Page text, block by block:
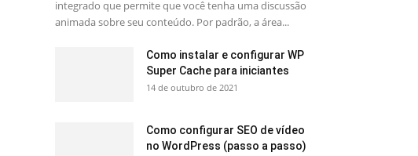
integrado que permite que você tenha uma discussão
animada sobre seu conteúdo. Por padrão, a área...
Como instalar e configurar WP
Super Cache para iniciantes
14 de outubro de 2021
Como configurar SEO de vídeo
no WordPress (passo a passo)